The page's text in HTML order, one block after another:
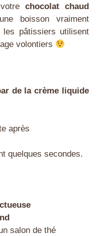
chocolat chaud
boisson vraiment
les pâtissiers utilisent
volontiers
de la crème liquide
après
quelques secondes.
salon de thé